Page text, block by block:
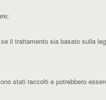
il trattamento sia basato sulla
stati raccolti e potrebbero